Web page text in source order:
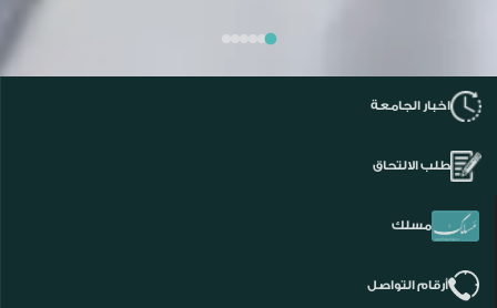
اخبار الجامعة
طلب الالتحاق
مسلك
أرقام التواصل